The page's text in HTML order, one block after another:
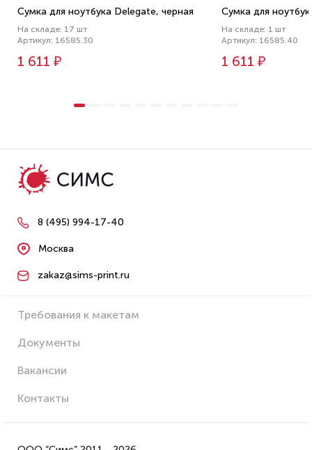
Сумка для ноутбука Delegate, черная
На складе: 17 шт
Артикул: 16585.30
1 611 ₽
Сумка для
На складе: 1 шт
Артикул: 16585.40
1 611 ₽
8 (495) 994-17-40
Москва
zakaz@sims-print.ru
Требования к макетам
Документы
Вакансии
Контакты